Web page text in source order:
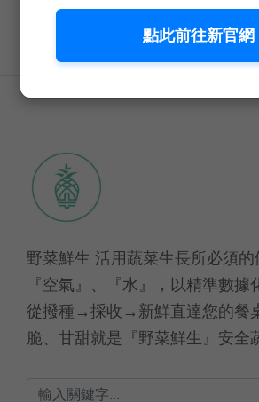
點此前往新官網
野菜鮮生 活用蔬菜生長所必須的
『空氣』、『水』，以精準數據
從撥種→採收→新鮮直達您的餐
脆、甘甜就是『野菜鮮生』安全